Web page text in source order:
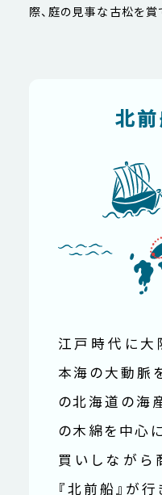
際、庭の見事な古松を賞
北
江戸時代に大
本海の大動脈
の北海道の海
の木綿を中心
買いしながら
『北前船』が